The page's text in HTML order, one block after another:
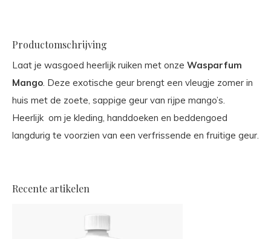
Productomschrijving
Laat je wasgoed heerlijk ruiken met onze Wasparfum
Mango. Deze exotische geur brengt een vleugje zomer in
huis met de zoete, sappige geur van rijpe mango’s.
Heerlijk om je kleding, handdoeken en beddengoed
langdurig te voorzien van een verfrissende en fruitige geur.
Recente artikelen